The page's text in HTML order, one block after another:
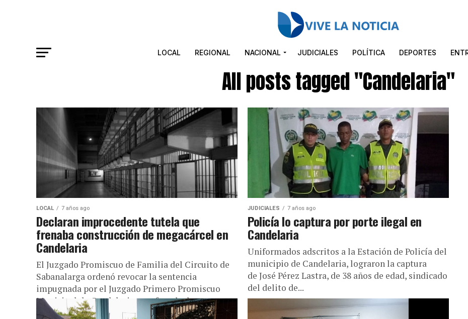
LOCAL REGIONAL NACIONAL JUDICIALES POLÍTICA DEPORTES
All posts tagged "Candelaria"
LOCAL 7 años ago
Declaran improcedente tutela que
frenaba construcción de megacárcel en
Candelaria
El Juzgado Promiscuo de Familia del Circuito de
Sabanalarga ordenó revocar la sentencia
impugnada por el Juzgado Primero Promiscuo
Municipal de Candelaria, que frenaba la
construcción...
JUDICIALES 7 años ago
Policía lo captura por porte ilegal en
Candelaria
Uniformados adscritos a la Estación de Policía del
municipio de Candelaria, lograron la captura
de José Pérez Lastra, de 38 años de edad, sindicado
del delito de...